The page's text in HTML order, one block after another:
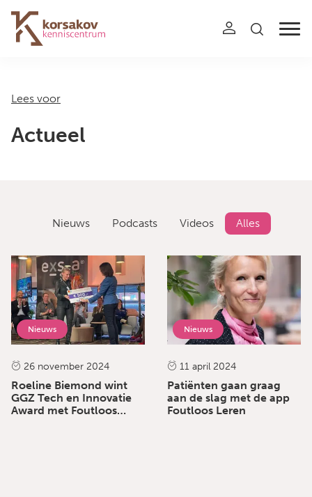
Navigation
Lees voor
Actueel
Nieuws Podcasts Videos Alles
Nieuws
26 november 2024
Roeline Biemond wint
GGZ Tech en Innovatie
Award met Foutloos
Nieuws
11 april 2024
Patiënten gaan graag
aan de slag met de app
Foutloos Leren